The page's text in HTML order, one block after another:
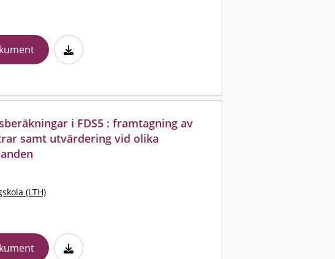
i FDS5 : framtagning av
samt utvärdering vid olika
(LTH)